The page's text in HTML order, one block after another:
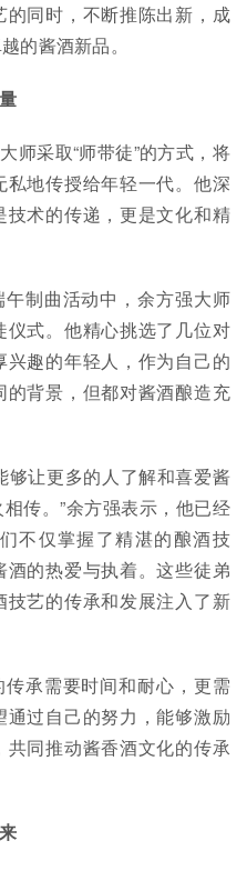
同时，不断推陈出新，成
的酱酒新品。
师采取“师带徒”的方式，将
地传授给年轻一代。他深
术的传递，更是文化和精
制曲活动中，余方强大师
式。他精心挑选了几位对
趣的年轻人，作为自己的
背景，但都对酱酒酿造充
够让更多的人了解和喜爱酱
传。”余方强表示，他已经
不仅掌握了精湛的酿酒技
的热爱与执着。这些徒弟
艺的传承和发展注入了新
承需要时间和耐心，更需
过自己的努力，能够激励
同推动酱香酒文化的传承